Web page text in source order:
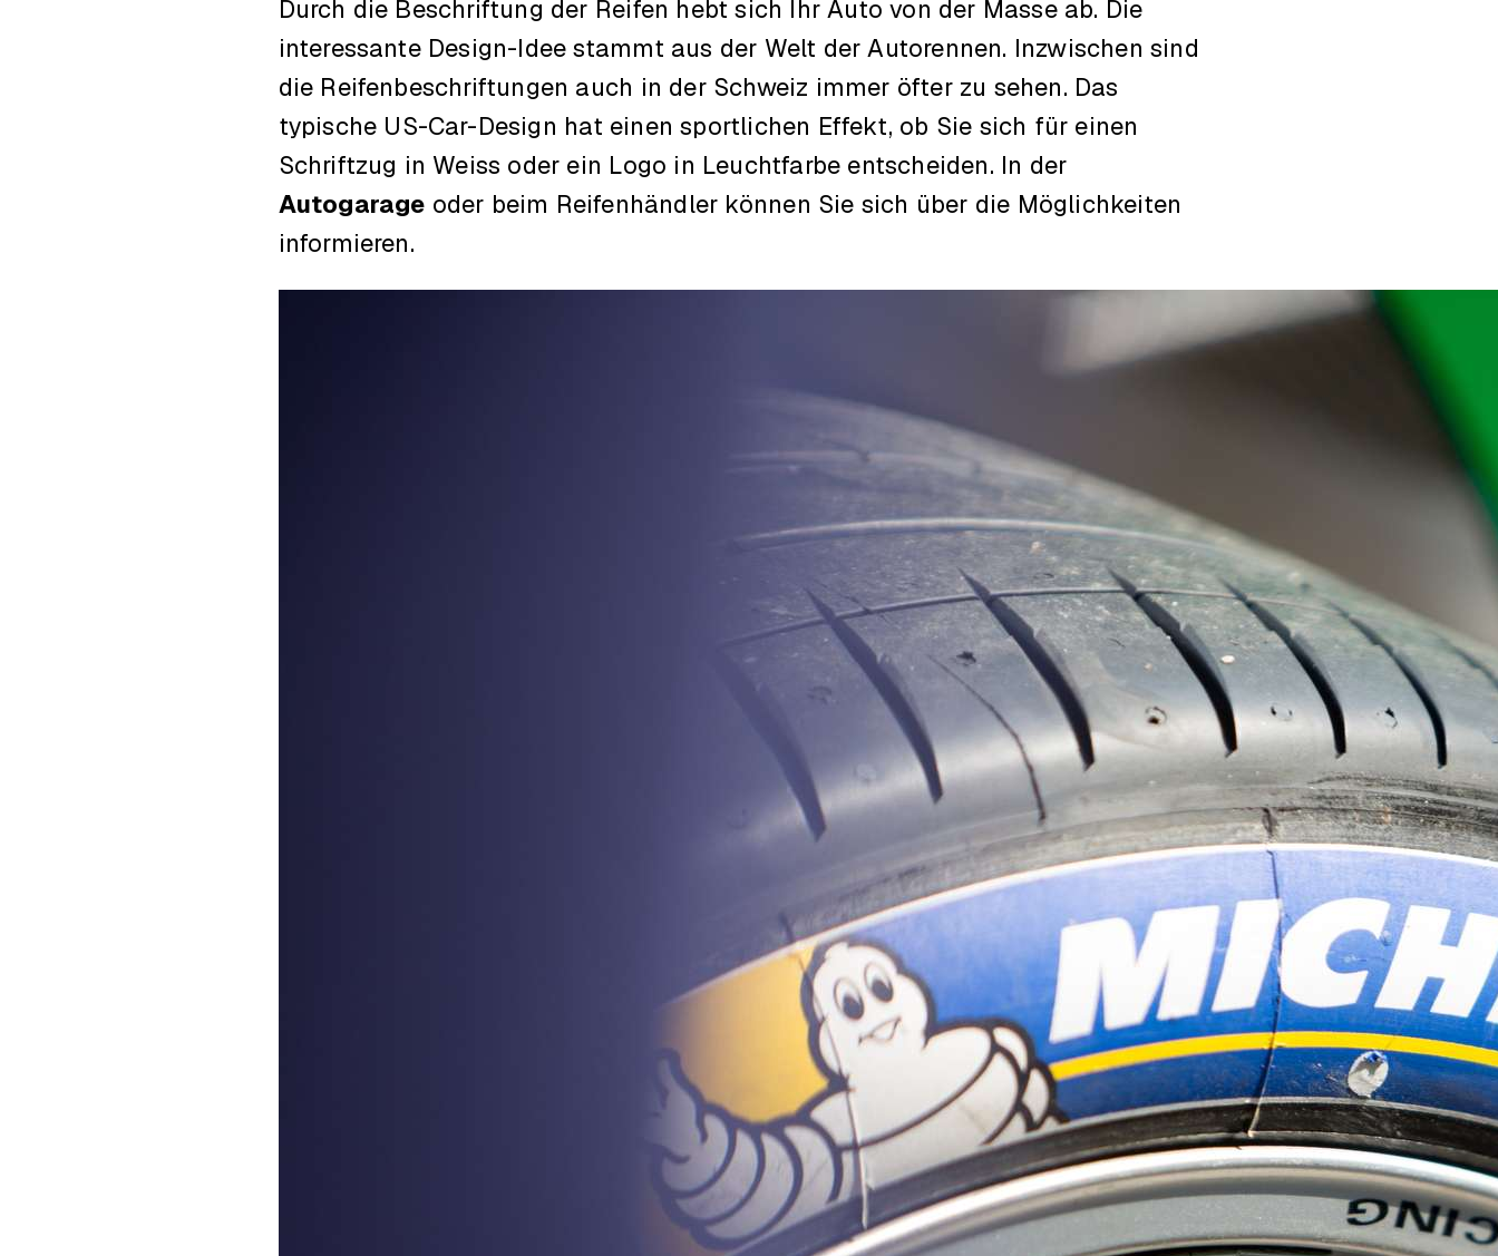
Durch die Beschriftung der Reifen hebt sich Ihr Auto von der Masse ab. Die
interessante Design-Idee stammt aus der Welt der Autorennen. Inzwischen sind
die Reifenbeschriftungen auch in der Schweiz immer öfter zu sehen. Das
typische US-Car-Design hat einen sportlichen Effekt, ob Sie sich für einen
Schriftzug in Weiss oder ein Logo in Leuchtfarbe entscheiden. In der
Autogarage oder beim Reifenhändler können Sie sich über die Möglichkeiten
informieren.